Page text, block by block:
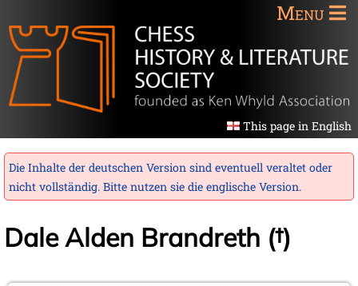
Menu
This page in English
Die Inhalte der deutschen Version sind eventuell veraltet oder
nicht vollständig. Bitte nutzen sie die englische Version.
Dale Alden Brandreth (†)